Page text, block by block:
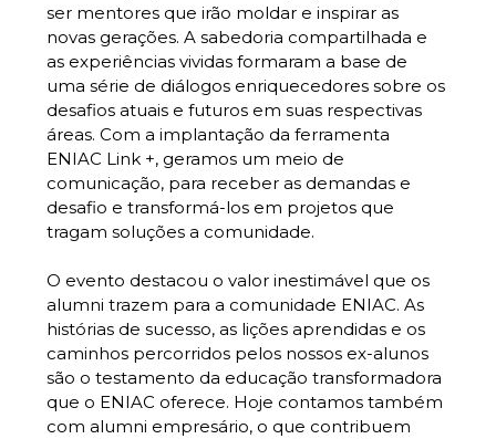
ser mentores que irão moldar e inspirar as
novas gerações. A sabedoria compartilhada e
as experiências vividas formaram a base de
uma série de diálogos enriquecedores sobre os
desafios atuais e futuros em suas respectivas
áreas. Com a implantação da ferramenta
ENIAC Link +, geramos um meio de
comunicação, para receber as demandas e
desafio e transformá-los em projetos que
tragam soluções a comunidade.
O evento destacou o valor inestimável que os
alumni trazem para a comunidade ENIAC. As
histórias de sucesso, as lições aprendidas e os
caminhos percorridos pelos nossos ex-alunos
são o testamento da educação transformadora
que o ENIAC oferece. Hoje contamos também
com alumni empresário, o que contribuem